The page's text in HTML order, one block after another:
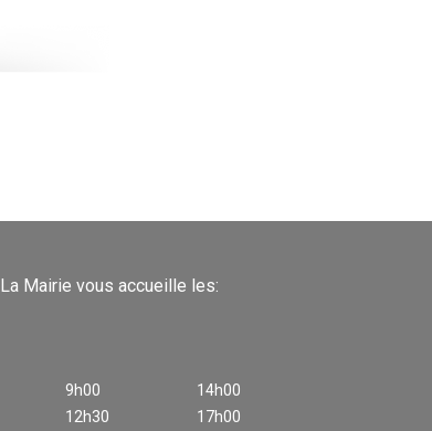
La Mairie vous accueille les:
9h00
12h30
14h00
17h00